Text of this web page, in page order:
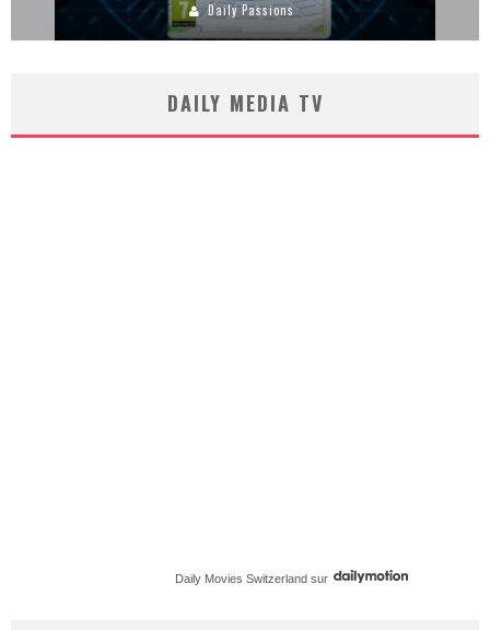
Daily Passions
DAILY MEDIA TV
Daily Movies Switzerland sur